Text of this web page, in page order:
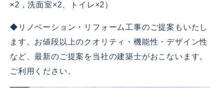
×2，洗面室×2、トイレ×2）
◆リノベーション・リフォーム工事のご提案もいたし
ます。お値段以上のクオリティ・機能性・デザイン性
など、最新のご提案を当社の建築士がおこないます。
ご利用ください。